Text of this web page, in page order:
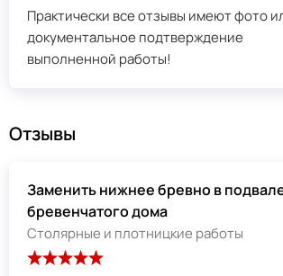
Практически все отзывы имеют фото
документальное подтверждение
выполненной работы!
Отзывы
Заменить нижнее бревно в
бревенчатого дома
Столярные и плотницкие работы